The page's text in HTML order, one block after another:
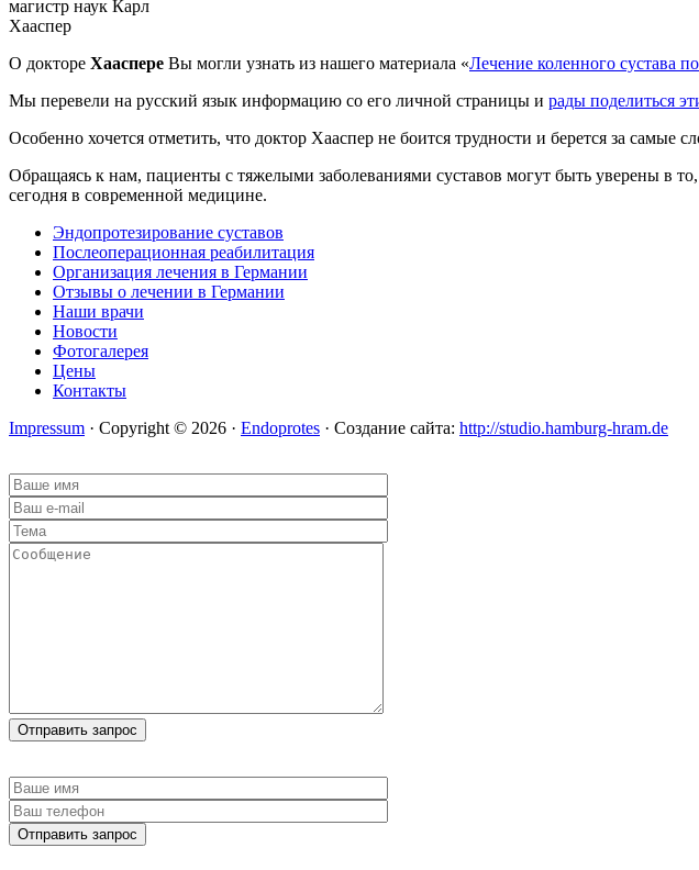
магистр наук Карл
Хааспер
О докторе Хааспере Вы могли узнать из нашего материала «Лечение коленного сустава
Мы перевели на русский язык информацию со его личной страницы и рады поделиться
Особенно хочется отметить, что доктор Хааспер не боится трудности и берется за самые
Обращаясь к нам, пациенты с тяжелыми заболеваниями суставов могут быть уверены в
сегодня в современной медицине.
Эндопротезирование суставов
Послеоперационная реабилитация
Организация лечения в Германии
Отзывы о лечении в Германии
Наши врачи
Новости
Фотогалерея
Цены
Контакты
Impressum · Copyright © 2026 · Endoprotes · Создание сайта: http://studio.hamburg-hram.de